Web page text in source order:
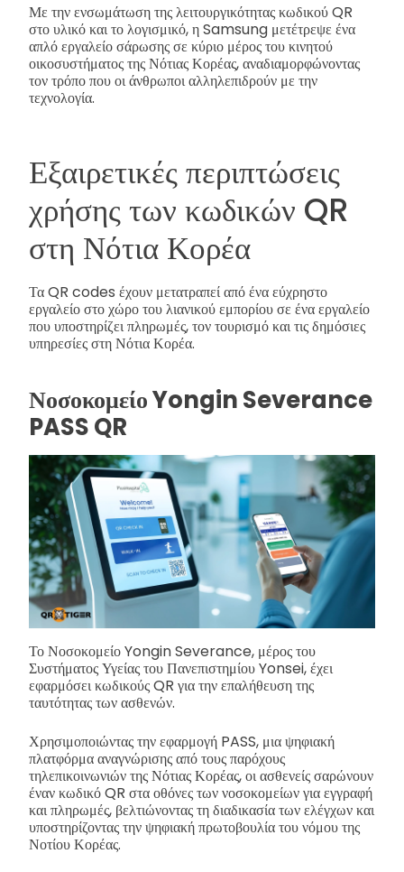
Με την ενσωμάτωση της λειτουργικότητας κωδικού QR
στο υλικό και το λογισμικό, η Samsung μετέτρεψε ένα
απλό εργαλείο σάρωσης σε κύριο μέρος του κινητού
οικοσυστήματος της Νότιας Κορέας, αναδιαμορφώνοντας
τον τρόπο που οι άνθρωποι αλληλεπιδρούν με την
τεχνολογία.
Εξαιρετικές περιπτώσεις
χρήσης των κωδικών QR
στη Νότια Κορέα
Τα QR codes έχουν μετατραπεί από ένα εύχρηστο
εργαλείο στο χώρο του λιανικού εμπορίου σε ένα εργαλείο
που υποστηρίζει πληρωμές, τον τουρισμό και τις δημόσιες
υπηρεσίες στη Νότια Κορέα.
Νοσοκομείο Yongin Severance
PASS QR
Το Νοσοκομείο Yongin Severance, μέρος του
Συστήματος Υγείας του Πανεπιστημίου Yonsei, έχει
εφαρμόσει κωδικούς QR για την επαλήθευση της
ταυτότητας των ασθενών.
Χρησιμοποιώντας την εφαρμογή PASS, μια ψηφιακή
πλατφόρμα αναγνώρισης από τους παρόχους
τηλεπικοινωνιών της Νότιας Κορέας, οι ασθενείς σαρώνουν
έναν κωδικό QR στα οθόνες των νοσοκομείων για εγγραφή
και πληρωμές, βελτιώνοντας τη διαδικασία των ελέγχων και
υποστηρίζοντας την ψηφιακή πρωτοβουλία του νόμου της
Νοτίου Κορέας.